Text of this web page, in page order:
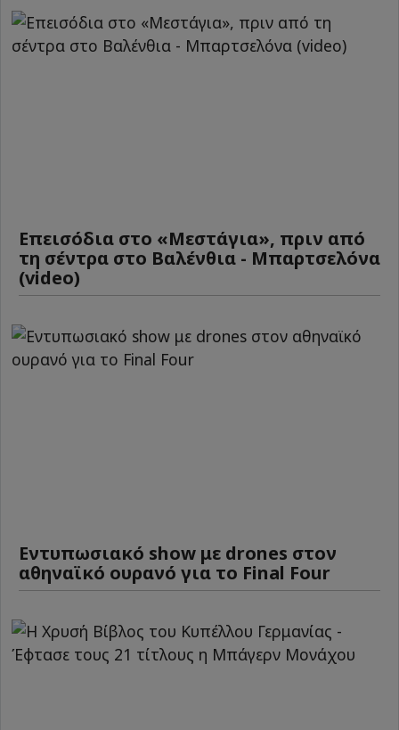
Επεισόδια στο «Μεστάγια», πριν από
τη σέντρα στο Βαλένθια - Μπαρτσελόνα
(video)
Εντυπωσιακό show με drones στον
αθηναϊκό ουρανό για το Final Four